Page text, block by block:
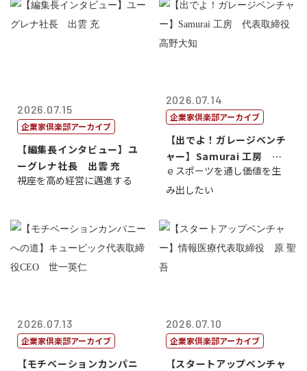
2026.07.15
企業家倶楽部アーカイブ
【編集長インタビュー】ユ
ーグレナ社長 出雲 充
視座を高め経営に邁進する
2026.07.14
企業家倶楽部アーカイブ
【出でよ！ガレージベンチ
ャー】Samurai 工房 代
表取締...
ｅスポーツを通し価値を生
み出したい
2026.07.13
企業家倶楽部アーカイブ
【モチベーションカンパニ
2026.07.10
企業家倶楽部アーカイブ
【スタートアップベンチャ